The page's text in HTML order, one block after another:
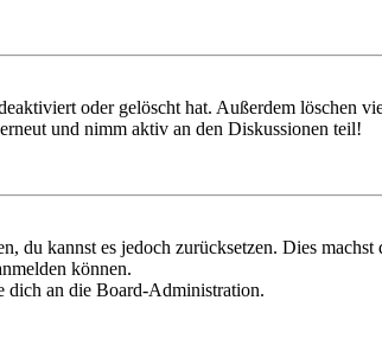
oder gelöscht hat. Außerdem löschen
und nimm aktiv an den Diskussionen teil!
kannst es jedoch zurücksetzen. Dies
können.
dich an die Board-Administration.